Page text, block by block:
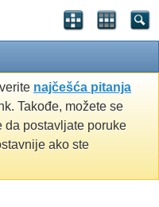
najčešća pitanja
Takođe, možete se
da postavljate poruke
ako ste